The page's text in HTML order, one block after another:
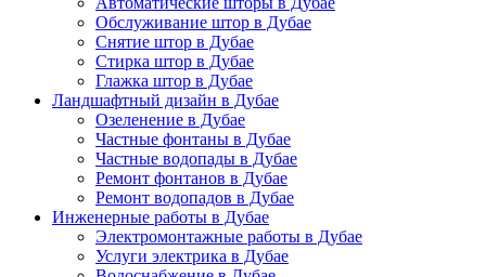
Обслуживание штор в Дубае
Снятие штор в Дубае
Стирка штор в Дубае
Глажка штор в Дубае
Ландшафтный дизайн в Дубае
Озеленение в Дубае
Частные фонтаны в Дубае
Частные водопады в Дубае
Ремонт фонтанов в Дубае
Ремонт водопадов в Дубае
Инженерные работы в Дубае
Электромонтажные работы в Дубае
Услуги электрика в Дубае